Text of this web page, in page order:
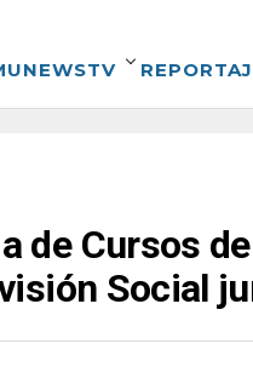
de Cursos
Social